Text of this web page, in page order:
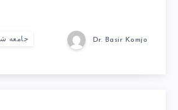
جامعه Dr. Basir Komjo